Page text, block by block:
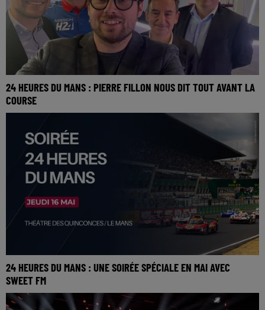
24 HEURES DU MANS : PIERRE FILLON NOUS DIT TOUT AVANT LA
COURSE
24 HEURES DU MANS : UNE SOIRÉE SPÉCIALE EN MAI AVEC
SWEET FM